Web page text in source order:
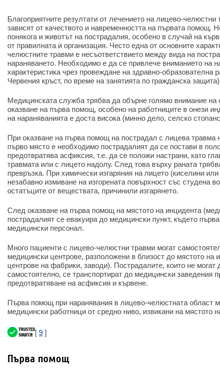
Благоприятните резултати от лечението на лицево-челюстни
зависят от качеството и навременността на първата помощ.
понякога и животът на пострадалия, особено в случай на
от правилната ѝ организация. Често една от основните
челюстните травми е несъответствието между вида на
нараняването. Необходимо е да се привлече вниманието на
характеристика чрез провеждане на здравно-образователна
Червения кръст, по време на занятията по гражданска
Медицинската служба трябва да обърне голямо внимание на
оказване на първа помощ, особено на работниците в онези
на нараняванията е доста висока (минно дело, селско
При оказване на първа помощ на пострадал с лицева травма
първо място е необходимо пострадалият да се постави в
предотвратява асфиксия, т.е. да се положи настрани, като
травмата или с лицето надолу. След това върху раната
превръзка. При химически изгаряния на лицето (киселини
незабавно измиване на изгорената повърхност със студена
остатъците от веществата, причинили изгарянето.
След оказване на първа помощ на мястото на инцидента
пострадалият се евакуира до медицински пункт, където
медицински персонал.
Много пациенти с лицево-челюстни травми могат
медицински центрове, разположени в близост до мястото на
центрове на фабрики, заводи). Пострадалите, които не могат
самостоятелно, се транспортират до медицински заведения
предотвратяване на асфиксия и кървене.
Първа помощ при наранявания в лицево-челюстната област
медицински работници от средно ниво, извикани на мястото
[ 9 ]
Първа помощ